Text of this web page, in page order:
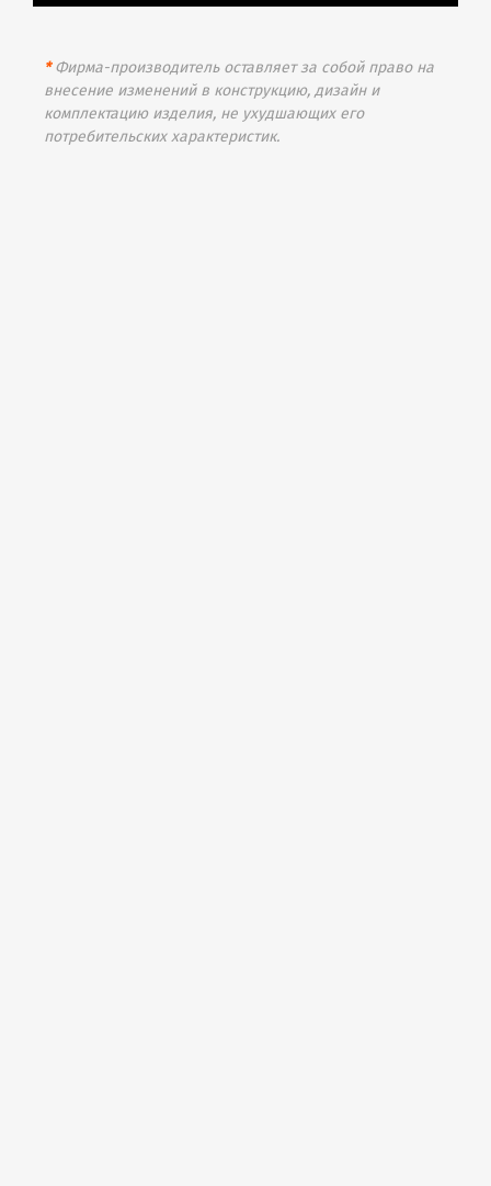
*Фирма-производитель оставляет за собой право на
внесение изменений в конструкцию, дизайн и
комплектацию изделия, не ухудшающих его
потребительских характеристик.